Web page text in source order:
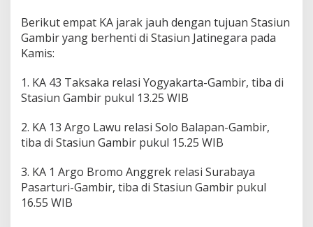
Berikut empat KA jarak jauh dengan tujuan Stasiun
Gambir yang berhenti di Stasiun Jatinegara pada
Kamis:
1. KA 43 Taksaka relasi Yogyakarta-Gambir, tiba di
Stasiun Gambir pukul 13.25 WIB
2. KA 13 Argo Lawu relasi Solo Balapan-Gambir,
tiba di Stasiun Gambir pukul 15.25 WIB
3. KA 1 Argo Bromo Anggrek relasi Surabaya
Pasarturi-Gambir, tiba di Stasiun Gambir pukul
16.55 WIB